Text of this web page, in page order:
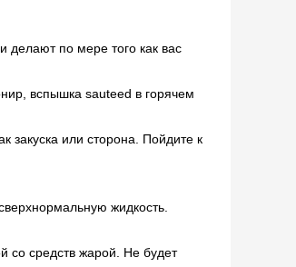
делают по мере того как вас
вспышка sauteed в горячем
закуска или сторона. Пойдите к
жидкость.
со средств жарой. Не будет